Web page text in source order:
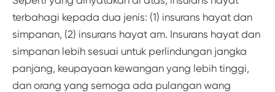
terbahagi kepada dua jenis: (1) insurans hayat dan
simpanan, (2) insurans hayat am. Insurans hayat dan
simpanan lebih sesuai untuk perlindungan jangka
panjang, keupayaan kewangan yang lebih tinggi,
dan orang yang semoga ada pulangan wang